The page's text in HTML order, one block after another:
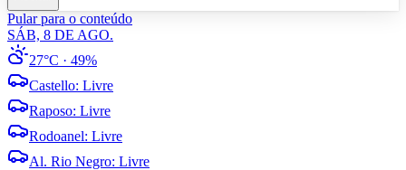
Pular para o conteúdo
SÁB, 8 DE AGO.
27°C · 49%
Castello: Livre
Raposo: Livre
Rodoanel: Livre
Al. Rio Negro: Livre